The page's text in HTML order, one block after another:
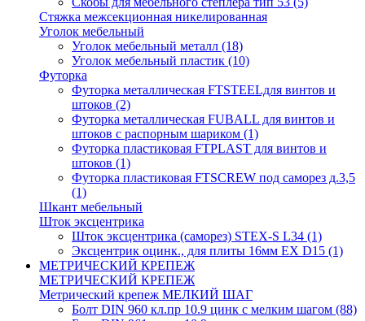
Стяжка межсекционная никелированная
Уголок мебельный
Уголок мебельный металл (18)
Уголок мебельный пластик (10)
Футорка
Футорка металлическая FTSTEELдля винтов и
штоков (2)
Футорка металлическая FUBALL для винтов и
штоков с распорным шариком (1)
Футорка пластиковая FTPLAST для винтов и
штоков (1)
Футорка пластиковая FTSCREW под саморез д.3,5
(1)
Шкант мебельный
Шток эксцентрика
Шток эксцентрика (саморез) STEX-S L34 (1)
Эксцентрик оцинк., для плиты 16мм EX D15 (1)
МЕТРИЧЕСКИЙ КРЕПЕЖ
МЕТРИЧЕСКИЙ КРЕПЕЖ
Метрический крепеж МЕЛКИЙ ШАГ
Болт DIN 960 кл.пр 10.9 цинк с мелким шагом (88)